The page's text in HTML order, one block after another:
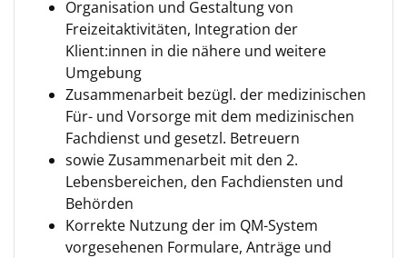
Organisation und Gestaltung von
Freizeitaktivitäten, Integration der
Klient:innen in die nähere und weitere
Umgebung
Zusammenarbeit bezügl. der medizinischen
Für- und Vorsorge mit dem medizinischen
Fachdienst und gesetzl. Betreuern
sowie Zusammenarbeit mit den 2.
Lebensbereichen, den Fachdiensten und
Behörden
Korrekte Nutzung der im QM-System
vorgesehenen Formulare, Anträge und